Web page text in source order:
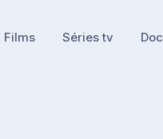
Films Séries tv